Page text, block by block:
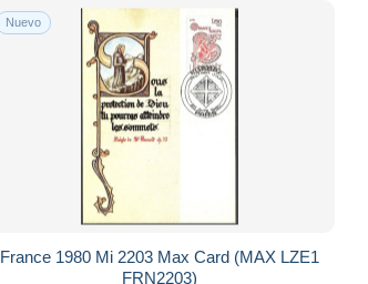
Nuevo
France 1980 Mi 2203 Max Card (MAX LZE1
FRN2203)